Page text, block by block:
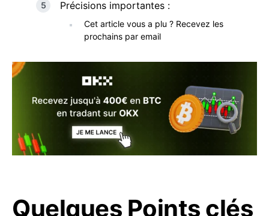
Précisions importantes :
Cet article vous a plu ? Recevez les
prochains par email
Quelques Points clés